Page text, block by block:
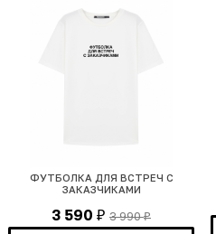
ФУТБОЛКА ДЛЯ ВСТРЕЧ С
ЗАКАЗЧИКАМИ
3 590 ₽ 3 990₽